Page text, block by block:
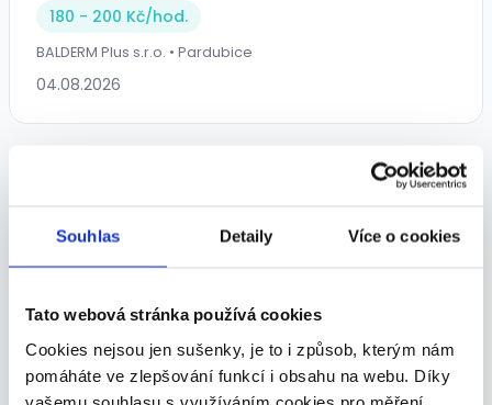
Souhlas Detaily Více o cookies
Tato webová stránka používá cookies
Cookies nejsou jen sušenky, je to i způsob, kterým nám
pomáháte ve zlepšování funkcí i obsahu na webu. Díky
vašemu souhlasu s využíváním cookies pro měření
180 - 200 Kč/hod.
BALDERM Plus s.r.o. • Pardubice
04.08.2026
Brigáda u Zemana - Pardubice
ZEMAN maso-uzeniny, a.s. • Pardubice